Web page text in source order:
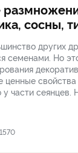
сосны,
других
семенами. Но
ценные
части сеянцев.
1570